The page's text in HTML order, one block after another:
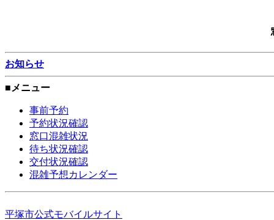
お知らせ
■メニュー
事前予約
予約状況確認
窓口混雑状況
待ち状況確認
交付状況確認
混雑予想カレンダー
平塚市公式モバイルサイト